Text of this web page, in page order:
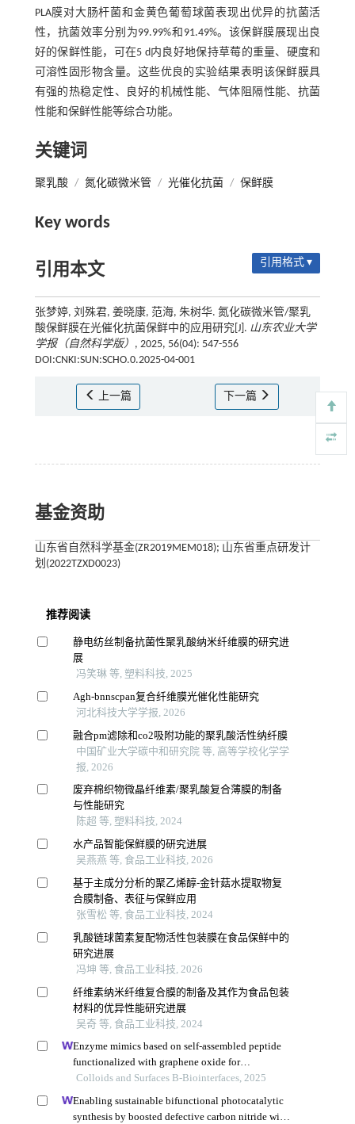
PLA膜对大肠杆菌和金黄色葡萄球菌表现出优异的抗菌活
性，抗菌效率分别为99.99%和91.49%。该保鲜膜展现出良
好的保鲜性能，可在5 d内良好地保持草莓的重量、硬度和
可溶性固形物含量。这些优良的实验结果表明该保鲜膜具
有强的热稳定性、良好的机械性能、气体阻隔性能、抗菌
性能和保鲜性能等综合功能。
关键词
聚乳酸 / 氮化碳微米管 / 光催化抗菌 / 保鲜膜
Key words
引用本文 引用格式 ▾
张梦婷, 刘殊君, 姜晓康, 范海, 朱树华. 氮化碳微米管/聚乳
酸保鲜膜在光催化抗菌保鲜中的应用研究[J]. 山东农业大学
学报（自然科学版） , 2025, 56(04): 547-556
DOI:CNKI:SUN:SCHO.0.2025-04-001
上一篇 下一篇
基金资助
山东省自然科学基金(ZR2019MEM018); 山东省重点研发计
划(2022TZXD0023)